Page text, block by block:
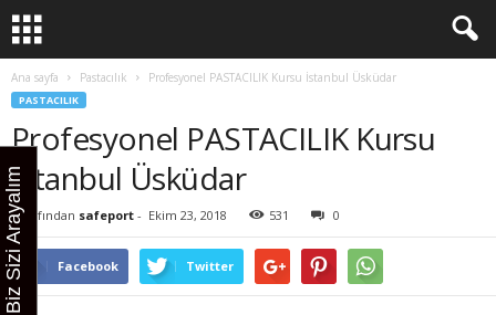
Ana sayfa Pastacılık Profesyonel PASTACILIK Kursu İstanbul Üsküdar
PASTACILIK
Profesyonel PASTACILIK Kursu
İstanbul Üsküdar
Tarafından safeport - Ekim 23, 2018 531 0
Facebook Twitter
Biz Sizi Arayalım